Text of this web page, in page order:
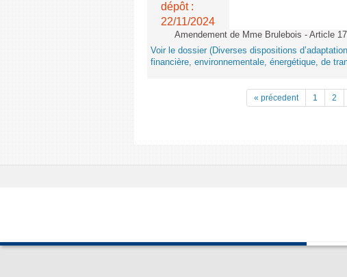
dépôt :
22/11/2024
Amendement de Mme Brulebois - Article
Voir le dossier (Diverses dispositions
financière, environnementale, énergétique, de
« précedent 1 2